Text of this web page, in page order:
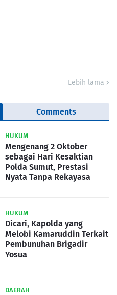
Lebih lama
Comments
HUKUM
Mengenang 2 Oktober
sebagai Hari Kesaktian
Polda Sumut, Prestasi
Nyata Tanpa Rekayasa
HUKUM
Dicari, Kapolda yang
Melobi Kamaruddin Terkait
Pembunuhan Brigadir
Yosua
DAERAH